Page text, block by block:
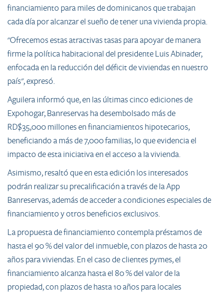
financiamiento para miles de dominicanos que trabajan
cada día por alcanzar el sueño de tener una vivienda propia.
"Ofrecemos estas atractivas tasas para apoyar de manera
firme la política habitacional del presidente Luis Abinader,
enfocada en la reducción del déficit de viviendas en nuestro
país", expresó.
Aguilera informó que, en las últimas cinco ediciones de
Expohogar, Banreservas ha desembolsado más de
RD$35,000 millones en financiamientos hipotecarios,
beneficiando a más de 7,000 familias, lo que evidencia el
impacto de esta iniciativa en el acceso a la vivienda.
Asimismo, resaltó que en esta edición los interesados
podrán realizar su precalificación a través de la App
Banreservas, además de acceder a condiciones especiales de
financiamiento y otros beneficios exclusivos.
La propuesta de financiamiento contempla préstamos de
hasta el 90 % del valor del inmueble, con plazos de hasta 20
años para viviendas. En el caso de clientes pymes, el
financiamiento alcanza hasta el 80 % del valor de la
propiedad, con plazos de hasta 10 años para locales